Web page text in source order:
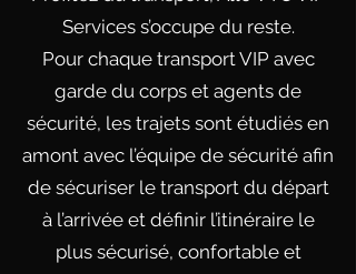
Services s’occupe du reste.
Pour chaque transport VIP avec
garde du corps et agents de
sécurité, les trajets sont étudiés en
amont avec l’équipe de sécurité afin
de sécuriser le transport du départ
à l’arrivée et définir l’itinéraire le
plus sécurisé, confortable et